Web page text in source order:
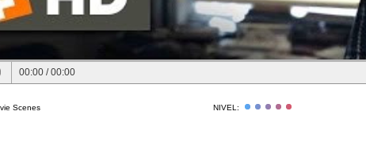
00:00 /00:00
Scenes NIVEL: